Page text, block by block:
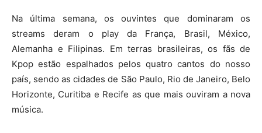
Na última semana, os ouvintes que dominaram os
streams deram o play da França, Brasil, México,
Alemanha e Filipinas. Em terras brasileiras, os fãs de
Kpop estão espalhados pelos quatro cantos do nosso
país, sendo as cidades de São Paulo, Rio de Janeiro, Belo
Horizonte, Curitiba e Recife as que mais ouviram a nova
música.